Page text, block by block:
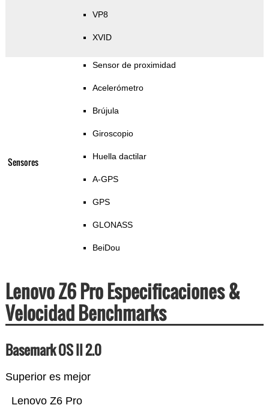
VP8
XVID
Sensores
Sensor de proximidad
Acelerómetro
Brújula
Giroscopio
Huella dactilar
A-GPS
GPS
GLONASS
BeiDou
Lenovo Z6 Pro Especificaciones &
Velocidad Benchmarks
Basemark OS II 2.0
Superior es mejor
Lenovo Z6 Pro